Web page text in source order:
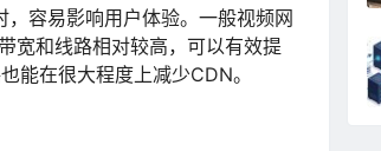
容易影响用户体验。一般视频网
宽和线路相对较高，可以有效提
能在很大程度上减少CDN。